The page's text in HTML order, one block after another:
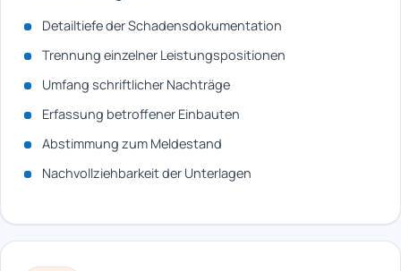
Detailtiefe der Schadensdokumentation
Trennung einzelner Leistungspositionen
Umfang schriftlicher Nachträge
Erfassung betroffener Einbauten
Abstimmung zum Meldestand
Nachvollziehbarkeit der Unterlagen